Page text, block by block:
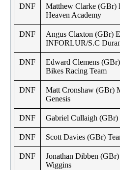
DNF
Matthew Clarke (GBr)
Heaven Academy
DNF
Angus Claxton (GBr)
INFORLUR/S.C
DNF
Edward Clemens
Bikes Racing Team
DNF
Matt Cronshaw (GBr)
Genesis
DNF Gabriel Cullaigh (GBr)
DNF Scott Davies (GBr)
DNF
Jonathan Dibben (GBr)
Wiggins